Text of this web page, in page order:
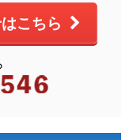
こちら